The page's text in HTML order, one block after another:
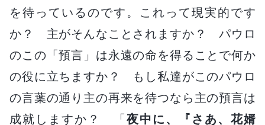
を待っているのです。これって現実的です
か？ 主がそんなことされますか？ パウロ
のこの「預言」は永遠の命を得ることで何か
の役に立ちますか？ もし私達がこのパウロ
の言葉の通り主の再来を待つなら主の預言は
成就しますか？ 「夜中に、『さあ、花婿